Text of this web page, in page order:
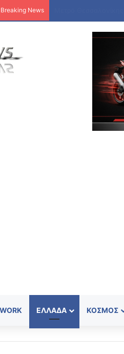
Breaking News
ΕΛΛΆΔΑ ΚΌΣΜΟΣ